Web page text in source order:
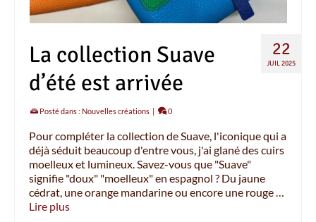
22
JUIL 2025
La collection Suave
d’été est arrivée
Posté dans : Nouvelles créations | 0
Pour compléter la collection de Suave, l'iconique qui a
déjà séduit beaucoup d'entre vous, j'ai glané des cuirs
moelleux et lumineux. Savez-vous que "Suave"
signifie "doux" "moelleux" en espagnol ? Du jaune
cédrat, une orange mandarine ou encore une rouge …
Lire plus